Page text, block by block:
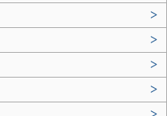
>
>
>
>